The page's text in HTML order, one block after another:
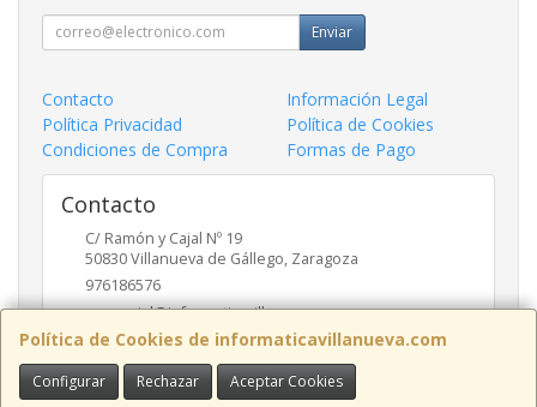
Política de Cookies de informaticavillanueva.com
Configurar Rechazar Aceptar Cookies
Enviar
Contacto
Información Legal
Política Privacidad
Política de Cookies
Condiciones de Compra
Formas de Pago
Contacto
C/ Ramón y Cajal Nº 19
50830Villanueva de Gállego, Zaragoza
976186576
comercial@informaticavillanueva.com
Horario